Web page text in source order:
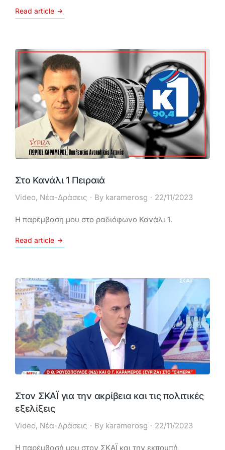
Read article
Στο Κανάλι 1 Πειραιά
Video, Νέα-Δράσεις By karamerosg 22/11/2023
Η παρέμβαση μου στο ραδιόφωνο Κανάλι 1.
Read article
Στον ΣΚΑΪ για την ακρίβεια και τις πολιτικές
εξελίξεις
Video, Νέα-Δράσεις By karamerosg 22/11/2023
Η παρέμβασή μου στον ΣΚΑΪ και την εκπομπή